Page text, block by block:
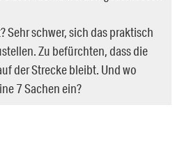
Sehr schwer, sich das praktisch
Zu befürchten, dass die
der Strecke bleibt. Und wo
7 Sachen ein?